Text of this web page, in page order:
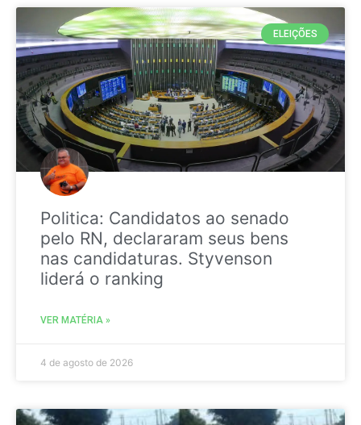
ELEIÇÕES
Politica: Candidatos ao senado
pelo RN, declararam seus bens
nas candidaturas. Styvenson
liderá o ranking
VER MATÉRIA »
4 de agosto de 2026